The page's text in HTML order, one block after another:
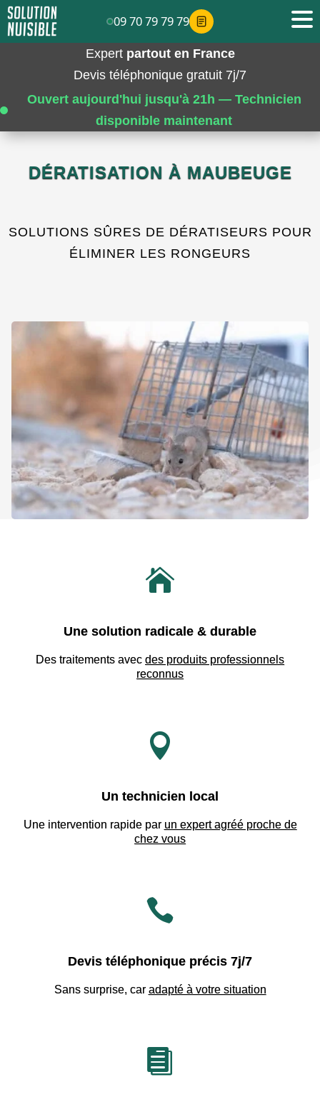
Expert partout en France
Devis téléphonique gratuit 7j/7
Ouvert aujourd'hui jusqu'à 21h — Technicien
disponible maintenant
DÉRATISATION À MAUBEUGE
SOLUTIONS SÛRES DE DÉRATISEURS POUR
ÉLIMINER LES RONGEURS

Une solution radicale & durable
Des traitements avec des produits professionnels
reconnus

Un technicien local
Une intervention rapide par un expert agréé proche de
chez vous

Devis téléphonique précis 7j/7
Sans surprise, car adapté à votre situation

09 70 79 79 79